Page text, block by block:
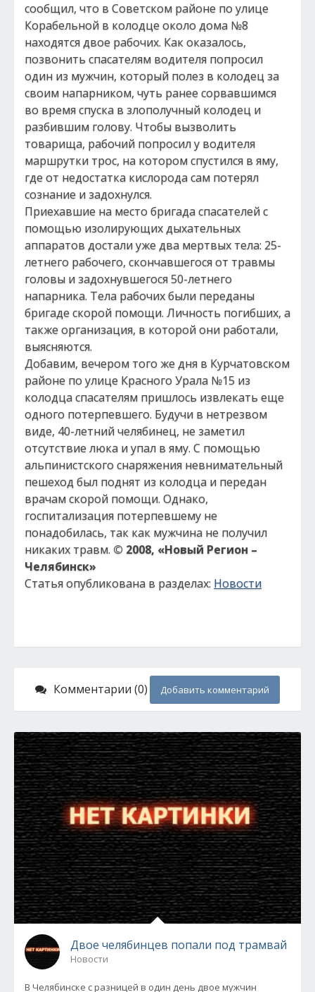
сообщил, что в Советском районе по улице
Корабельной в колодце около дома №8
находятся двое рабочих. Как оказалось,
позвонить спасателям водителя попросил
один из мужчин, который полез в колодец за
своим напарником, чуть ранее сорвавшимся
во время спуска в злополучный колодец и
разбившим голову. Чтобы вызволить
товарища, рабочий попросил у водителя
маршрутки трос, на котором спустился в яму,
где от недостатка кислорода сам потерял
сознание и задохнулся.
Приехавшие на место бригада спасателей с
помощью изолирующих дыхательных
аппаратов достали уже два мертвых тела: 25-
летнего рабочего, скончавшегося от травмы
головы и задохнувшегося 50-летнего
напарника. Тела рабочих были переданы
бригаде скорой помощи. Личность погибших, а
также организация, в которой они работали,
выясняются.
Добавим, вечером того же дня в Курчатовском
районе по улице Красного Урала №15 из
колодца спасателям пришлось извлекать еще
одного потерпевшего. Будучи в нетрезвом
виде, 40-летний челябинец, не заметил
отсутствие люка и упал в яму. С помощью
альпинистского снаряжения невнимательный
пешеход был поднят из колодца и передан
врачам скорой помощи. Однако,
госпитализация потерпевшему не
понадобилась, так как мужчина не получил
никаких травм. © 2008, «Новый Регион –
Челябинск»
Статья опубликована в разделах: Новости
Комментарии (0) Добавить комментарий
Двое челябинцев попали под трамвай
Новости
В Челябинске с разницей в один день двое мужчин